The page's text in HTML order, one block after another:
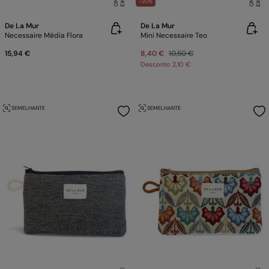
De La Mur
Necessaire Média Flora
15,94 €
-20%
De La Mur
Mini Necessaire Teo
8,40 € 10,50 €
Desconto 2,10 €
SEMELHANTE SEMELHANTE